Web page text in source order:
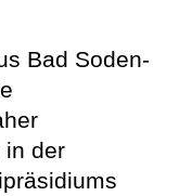
Bad Soden-
in der